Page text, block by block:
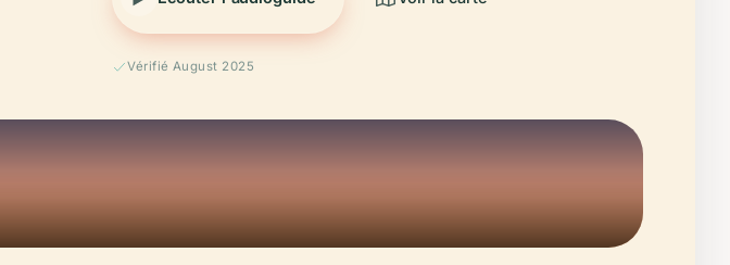
Vérifié August 2025